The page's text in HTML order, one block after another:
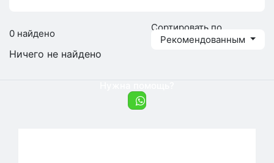
0 найдено
Сортировать по
Рекомендованным
Ничего не найдено